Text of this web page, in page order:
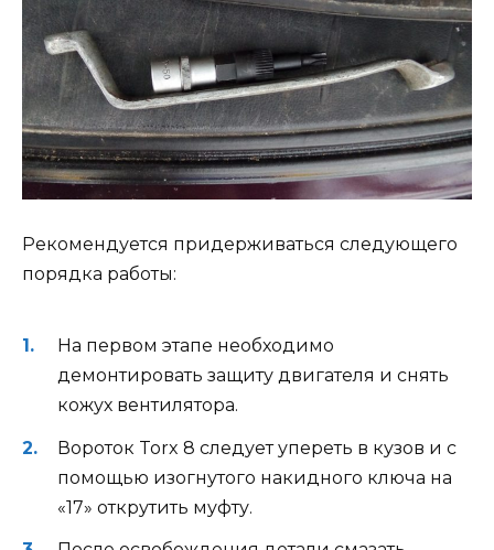
Рекомендуется придерживаться следующего
порядка работы:
На первом этапе необходимо
демонтировать защиту двигателя и снять
кожух вентилятора.
Вороток Torx 8 следует упереть в кузов и с
помощью изогнутого накидного ключа на
«17» открутить муфту.